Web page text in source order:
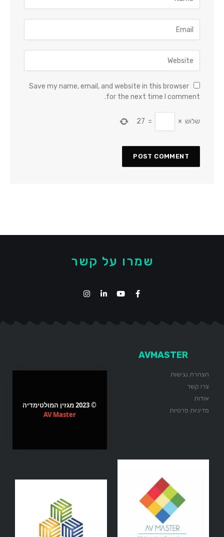
Save my name, email, and website in this browser
for the next time I comment.
שלוש ×
=
27
שמרו על קשר
AVMASTER
הצהרת נגישות
צרו קשר
אודות
מדיניות פרטיות
© 2023 מגזין המולטימדיה
AV Master